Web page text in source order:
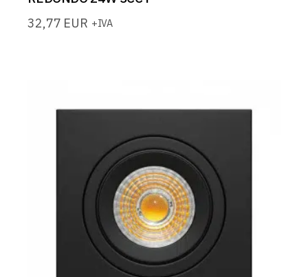
32,77 EUR +IVA